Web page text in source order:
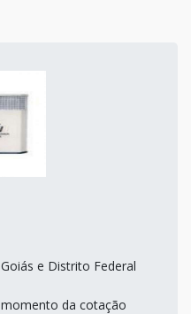
e Distrito Federal
da cotação